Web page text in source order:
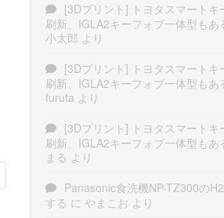
[3Dプリント] トヨタスマートキ
刷新、IGLA2キーフォブ一体型もあ
小太郎 より
[3Dプリント] トヨタスマートキ
刷新、IGLA2キーフォブ一体型もあ
furuta より
[3Dプリント] トヨタスマートキ
刷新、IGLA2キーフォブ一体型もあ
まる より
Panasonic食洗機NP-TZ300の
する に やまこお より